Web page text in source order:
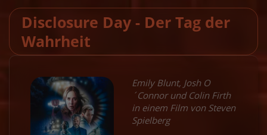
Disclosure Day - Der Tag der
Wahrheit
Emily Blunt, Josh O
´Connor und Colin Firth
in einem Film von Steven
Spielberg